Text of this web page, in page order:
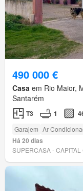
490 000 €
Casa em Rio Maior,
Santarém
T3 1
Garajem Ar
Há 20 dias
SUPERCASA -